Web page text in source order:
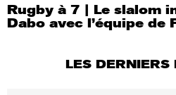
Rugby à 7 | Le slalom
Dabo avec l’équipe de
LES DERNIERS